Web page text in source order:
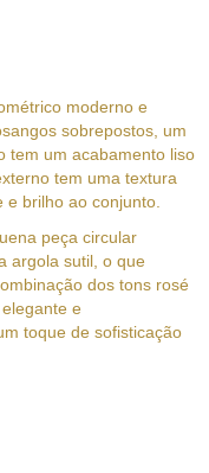
moderno e
sobrepostos, um
tem um acabamento liso
tem uma textura
brilho ao conjunto.
peça circular
argola sutil, o que
dos tons rosé
e
toque de sofisticação